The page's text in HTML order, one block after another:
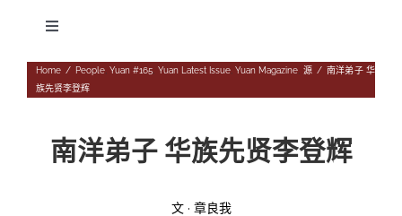
Toggle
专题
往期杂志
Home / People,Yuan #165 Yuan Latest Issue ,Yuan Magazine 源 / 南洋弟子 华
族先贤李登辉
南洋弟子 华族先贤李登辉
文 · 章良我